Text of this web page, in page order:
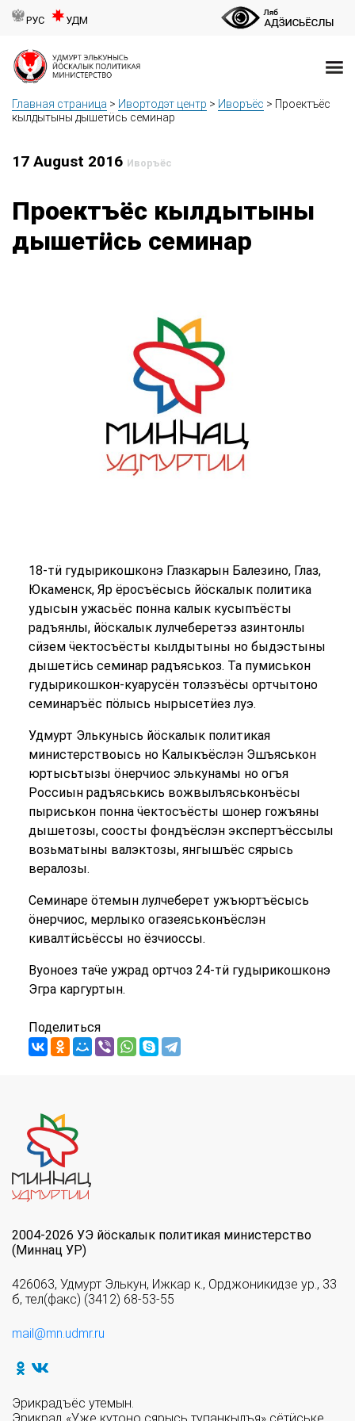
РУС УДМ
Главная страница > Ивортодэт центр > Иворъёс > Проектъёс
кылдытыны дышетӥсь семинар
17 August 2016 Иворъёс
Проектъёс кылдытыны
дышетӥсь семинар
18-тӥ гудырикошконэ Глазкарын Балезино, Глаз,
Юкаменск, Яр ёросъёсысь йӧскалык политика
удысын ужасьёс понна калык кусыпъёсты
радъянлы, йӧскалык лулчеберетэз азинтонлы
сӥзем ӵектосъёсты кылдытыны но быдэстыны
дышетӥсь семинар радъяськоз. Та пумиськон
гудырикошкон-куарусён толэзъёсы ортчытоно
семинаръёс пӧлысь нырысетӥез луэ.
Удмурт Элькунысь йӧскалык политикая
министерствоысь но Калыкъёслэн Эшъяськон
юртысьтызы ӧнерчиос элькунамы но огъя
Россиын радъяськись вожвылъяськонъёсы
пыриськон понна ӵектосъёсты шонер гожъяны
дышетозы, соосты фондъёслэн экспертъёссылы
возьматыны валэктозы, янгышъёс сярысь
вералозы.
Семинаре ӧтемын лулчеберет ужъюртъёсысь
ӧнерчиос, мерлыко огазеяськонъёслэн
кивалтӥсьёссы но ёзчиоссы.
Вуоноез таӵе ужрад ортчоз 24-тӥ гудырикошконэ
Эгра каргуртын.
Поделиться
2004-2026 УЭ йöскалык политикая министерство
(Миннац УР)
426063, Удмурт Элькун, Ижкар к., Орджоникидзе ур., 33
б, тел(факс) (3412) 68-53-55
mail@mn.udmr.ru
Эрикрадъёс утемын.